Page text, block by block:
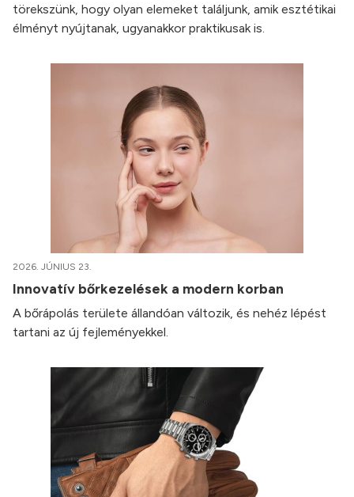
törekszünk, hogy olyan elemeket találjunk, amik esztétikai
élményt nyújtanak, ugyanakkor praktikusak is.
2026. JÚNIUS 23.
Innovatív bőrkezelések a modern korban
A bőrápolás területe állandóan változik, és nehéz lépést
tartani az új fejleményekkel.